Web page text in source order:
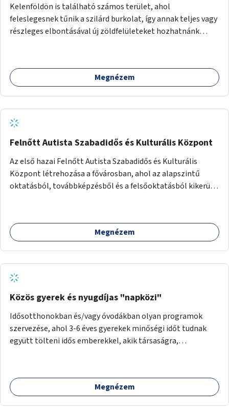
Kelenföldön is található számos terület, ahol
feleslegesnek tűnik a szilárd burkolat, így annak teljes vagy
részleges elbontásával új zöldfelületeket hozhatnánk
aszfaltos területek.
Megnézem
Felnőtt Autista Szabadidős és Kulturális Központ
Az első hazai Felnőtt Autista Szabadidős és Kulturális
Központ létrehozása a fővárosban, ahol az alapszintű
oktatásból, továbbképzésből és a felsőoktatásból kikerülő
Megnézem
Közös gyerek és nyugdíjas "napközi"
Idősotthonokban és/vagy óvodákban olyan programok
szervezése, ahol 3-6 éves gyerekek minőségi időt tudnak
együtt tölteni idős emberekkel, akik társaságra,
Megnézem